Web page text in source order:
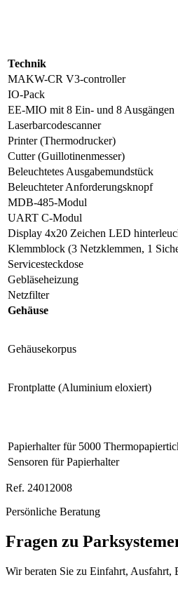
Technik
MAKW-CR V3-controller
IO-Pack
EE-MIO mit 8 Ein- und 8 Ausgängen
Laserbarcodescanner
Printer (Thermodrucker)
Cutter (Guillotinenmesser)
Beleuchtetes Ausgabemundstück
Beleuchteter Anforderungsknopf
MDB-485-Modul
UART C-Modul
Display 4x20 Zeichen LED
Klemmblock (3 Netzklemmen, 1
Servicesteckdose
Gebläseheizung
Netzfilter
Gehäuse
Gehäusekorpus
Frontplatte (Aluminium eloxiert)
Papierhalter für 5000
Sensoren für Papierhalter
Ref. 24012008
Persönliche Beratung
Fragen zu
Wir beraten Sie zu Einfahrt, Ausfahrt,